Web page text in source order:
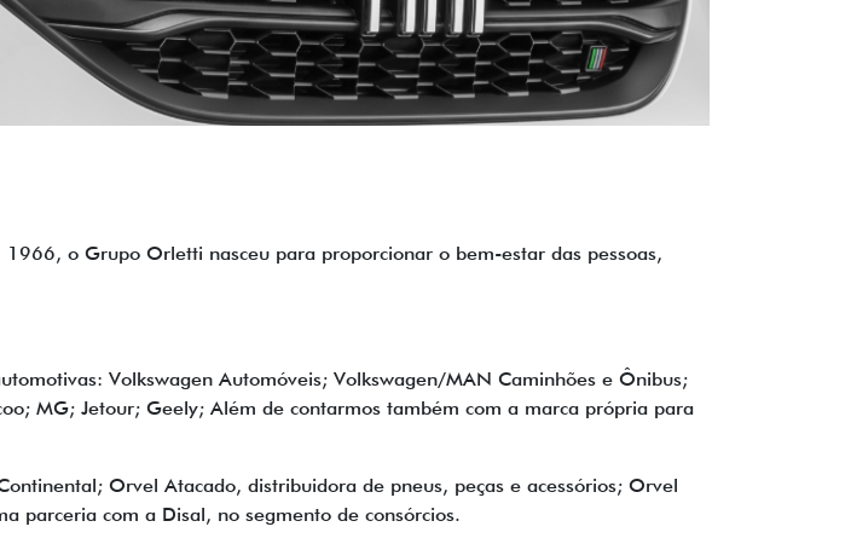
o Grupo Orletti nasceu para proporcionar o bem-estar das pessoas,
Volkswagen Automóveis; Volkswagen/MAN Caminhões e Ônibus;
MG; Jetour; Geely; Além de contarmos também com a marca própria para
Orvel Atacado, distribuidora de pneus, peças e acessórios; Orvel
parceria com a Disal, no segmento de consórcios.